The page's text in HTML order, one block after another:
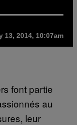
13, 2014, 10:07am
font partie
au
leur